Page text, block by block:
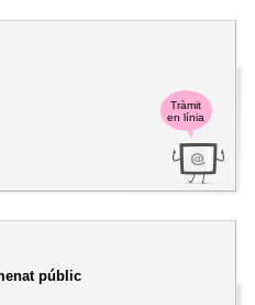
Tràmit
en línia
públic